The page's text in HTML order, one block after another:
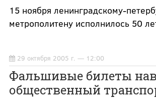
15 ноября ленинградскому-
метрополитену исполнилось 50
29 октября 2005 г. — 12:00
Фальшивые билеты
общественный